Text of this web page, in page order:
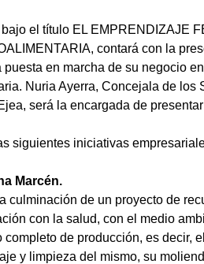
el título EL EMPRENDIZAJE
contará con la
en marcha de su negocio
Nuria Ayerra, Concejala de los
será la encargada de
siguientes iniciativas
Marcén.
culminación de un proyecto de
con la salud, con el medio
de producción, es decir,
y limpieza del mismo, su